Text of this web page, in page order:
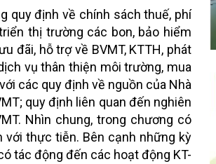
quy định về chính sách thuế, phí
thị trường các bon, bảo hiểm
đãi, hỗ trợ về BVMT, KTTH, phát
vụ thân thiện môi trường, mua
các quy định về nguồn của Nhà
quy định liên quan đến nghiên
Nhìn chung, trong chương có
thực tiễn. Bên cạnh những kỳ
tác động đến các hoạt động KT-